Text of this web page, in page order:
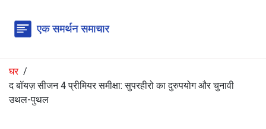
घर
द बॉयज़ सीजन 4 प्रीमियर समीक्षा: सुपरहीरो का दुरुपयोग और चुनावी
उथल-पुथल